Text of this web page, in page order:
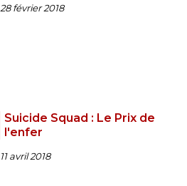
28 février 2018
Suicide Squad : Le Prix de
l'enfer
11 avril 2018